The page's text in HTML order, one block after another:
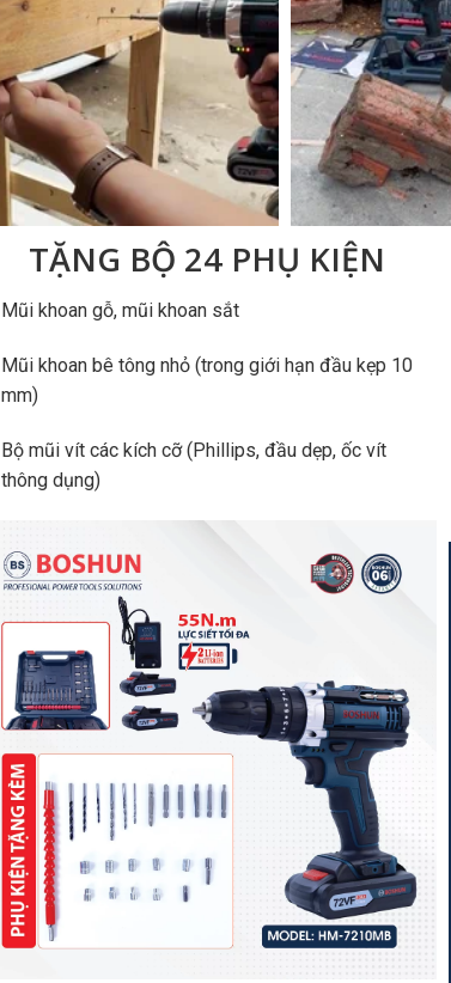
TẶNG BỘ 24 PHỤ KIỆN
Mũi khoan gỗ, mũi khoan sắt
Mũi khoan bê tông nhỏ (trong giới hạn đầu kẹp 10
mm)
Bộ mũi vít các kích cỡ (Phillips, đầu dẹp, ốc vít
thông dụng)